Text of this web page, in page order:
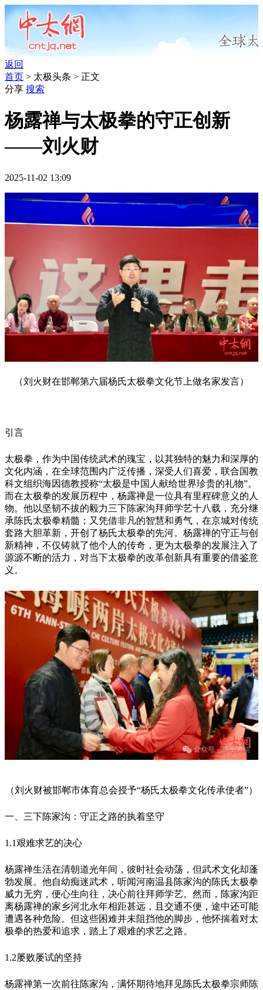
返回
首页 > 太极头条 > 正文
分享 搜索
杨露禅与太极拳的守正创新
——刘火财
2025-11-02 13:09
（刘火财在邯郸第六届杨氏太极拳文化节上做名家发言）
引言
太极拳，作为中国传统武术的瑰宝，以其独特的魅力和深厚的
文化内涵，在全球范围内广泛传播，深受人们喜爱，联合国教
科文组织海因德教授称“太极是中国人献给世界珍贵的礼物”。
而在太极拳的发展历程中，杨露禅是一位具有里程碑意义的人
物。他以坚韧不拔的毅力三下陈家沟拜师学艺十八载，充分继
承陈氏太极拳精髓；又凭借非凡的智慧和勇气，在京城对传统
套路大胆革新，开创了杨氏太极拳的先河。杨露禅的守正与创
新精神，不仅铸就了他个人的传奇，更为太极拳的发展注入了
源源不断的活力，对当下太极拳的改革创新具有重要的借鉴意
义。
（刘火财被邯郸市体育总会授予“杨氏太极拳文化传承使者”）
一、三下陈家沟：守正之路的执着坚守
1.1艰难求艺的决心
杨露禅生活在清朝道光年间，彼时社会动荡，但武术文化却蓬
勃发展。他自幼痴迷武术，听闻河南温县陈家沟的陈氏太极拳
威力无穷，便心生向往，决心前往拜师学艺。然而，陈家沟距
离杨露禅的家乡河北永年相距甚远，且交通不便，途中还可能
遭遇各种危险。但这些困难并未阻挡他的脚步，他怀揣着对太
极拳的热爱和追求，踏上了艰难的求艺之路。
1.2屡败屡试的坚持
杨露禅第一次前往陈家沟，满怀期待地拜见陈氏太极拳宗师陈